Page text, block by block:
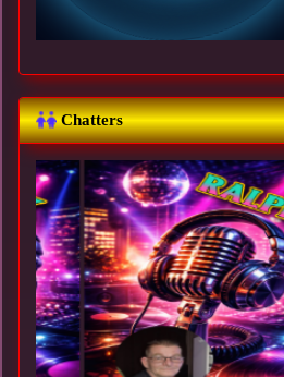
Chatters